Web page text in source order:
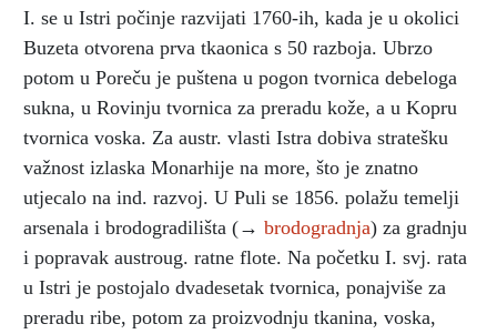
I. se u Istri počinje razvijati 1760-ih, kada je u okolici
Buzeta otvorena prva tkaonica s 50 razboja. Ubrzo
potom u Poreču je puštena u pogon tvornica debeloga
sukna, u Rovinju tvornica za preradu kože, a u Kopru
tvornica voska. Za austr. vlasti Istra dobiva stratešku
važnost izlaska Monarhije na more, što je znatno
utjecalo na ind. razvoj. U Puli se 1856. polažu temelji
arsenala i brodogradilišta (→ brodogradnja) za gradnju
i popravak austroug. ratne flote. Na početku I. svj. rata
u Istri je postojalo dvadesetak tvornica, ponajviše za
preradu ribe, potom za proizvodnju tkanina, voska,